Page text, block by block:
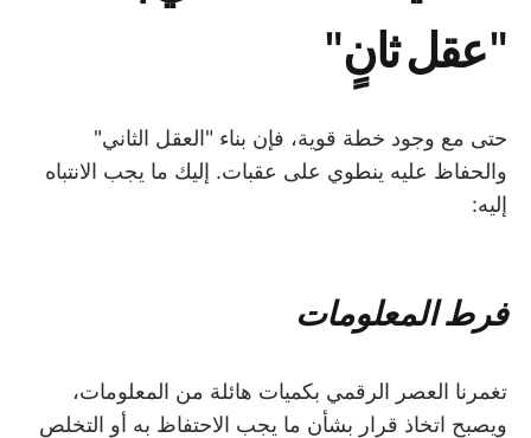
"عقل ثانٍ"
حتى مع وجود خطة قوية، فإن بناء "العقل الثاني"
والحفاظ عليه ينطوي على عقبات. إليك ما يجب الانتباه
إليه:
فرط المعلومات
تغمرنا العصر الرقمي بكميات هائلة من المعلومات،
ويصبح اتخاذ قرار بشأن ما يجب الاحتفاظ به أو التخلص